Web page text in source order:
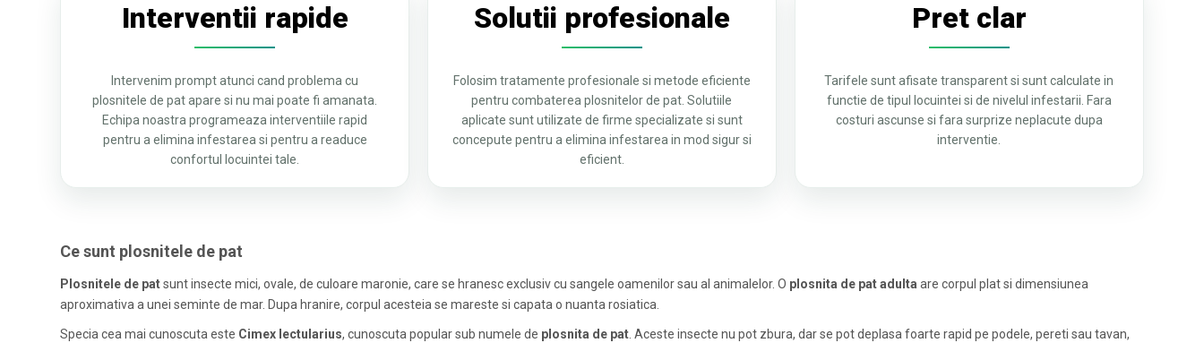
Interventii rapide
Intervenim prompt atunci cand problema cu
plosnitele de pat apare si nu mai poate fi amanata.
Echipa noastra programeaza interventiile rapid
pentru a elimina infestarea si pentru a readuce
confortul locuintei tale.
Solutii profesionale
Folosim tratamente profesionale si metode eficiente
pentru combaterea plosnitelor de pat. Solutiile
aplicate sunt utilizate de firme specializate si sunt
concepute pentru a elimina infestarea in mod sigur si
eficient.
Pret clar
Tarifele sunt afisate transparent si sunt calculate in
functie de tipul locuintei si de nivelul infestarii. Fara
costuri ascunse si fara surprize neplacute dupa
interventie.
Ce sunt plosnitele de pat
Plosnitele de patsunt insecte mici, ovale, de culoare maronie, care se hranesc exclusiv cu sangele oamenilor sau al animalelor. O plosnita de pat adulta are corpul plat si dimensiunea
aproximativa a unei seminte de mar. Dupa hranire, corpul acesteia se mareste si capata o nuanta rosiatica.
Specia cea mai cunoscuta este Cimex lectularius, cunoscuta popular sub numele de plosnita de pat. Aceste insecte nu pot zbura, dar se pot deplasa foarte rapid pe podele, pereti sau tavan,